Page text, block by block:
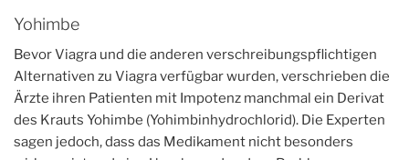
Yohimbe
Bevor Viagra und die anderen verschreibungspflichtigen
Alternativen zu Viagra verfügbar wurden, verschrieben die
Ärzte ihren Patienten mit Impotenz manchmal ein Derivat
des Krauts Yohimbe (Yohimbinhydrochlorid). Die Experten
sagen jedoch, dass das Medikament nicht besonders